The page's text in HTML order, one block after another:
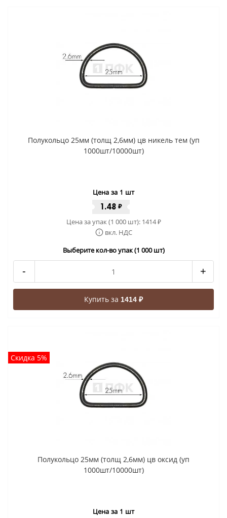
Полукольцо 25мм (толщ 2,6мм) цв никель тем (уп
1000шт/10000шт)
Цена за 1 шт
1.48 ₽
Цена за упак (1 000 шт): 1414₽
вкл. НДС
Выберите кол-во упак (1 000 шт)
- +
Купить за 1414 ₽
Скидка 5%
Полукольцо 25мм (толщ 2,6мм) цв оксид (уп
1000шт/10000шт)
Цена за 1 шт